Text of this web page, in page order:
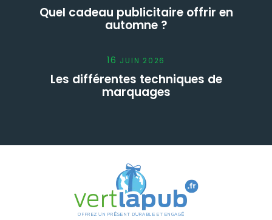
Quel cadeau publicitaire offrir en
automne ?
16 JUIN 2026
Les différentes techniques de
marquages